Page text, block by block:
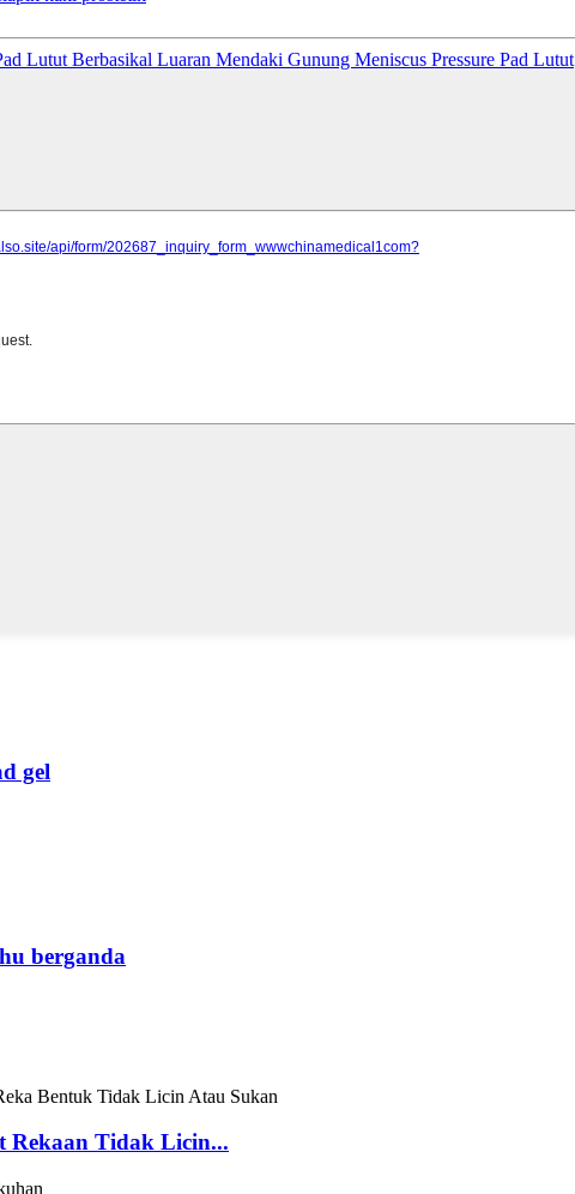
Lutut Berbasikal Luaran Mendaki Gunung Meniscus Pressure Pad Lutut
gel
berganda
Rekaan Tidak Licin...